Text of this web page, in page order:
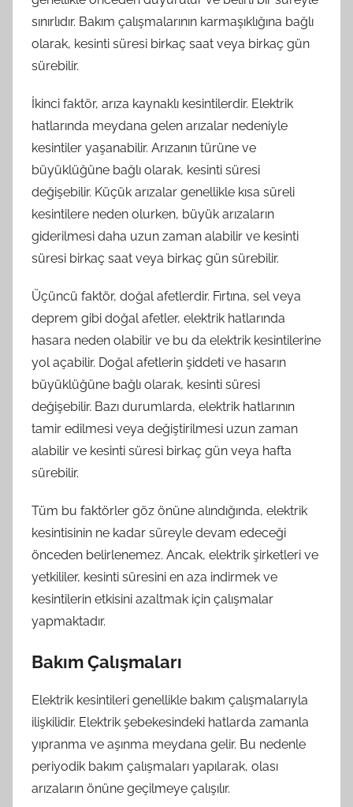
sınırlıdır. Bakım çalışmalarının karmaşıklığına bağlı
olarak, kesinti süresi birkaç saat veya birkaç gün
sürebilir.
İkinci faktör, arıza kaynaklı kesintilerdir. Elektrik
hatlarında meydana gelen arızalar nedeniyle
kesintiler yaşanabilir. Arızanın türüne ve
büyüklüğüne bağlı olarak, kesinti süresi
değişebilir. Küçük arızalar genellikle kısa süreli
kesintilere neden olurken, büyük arızaların
giderilmesi daha uzun zaman alabilir ve kesinti
süresi birkaç saat veya birkaç gün sürebilir.
Üçüncü faktör, doğal afetlerdir. Fırtına, sel veya
deprem gibi doğal afetler, elektrik hatlarında
hasara neden olabilir ve bu da elektrik kesintilerine
yol açabilir. Doğal afetlerin şiddeti ve hasarın
büyüklüğüne bağlı olarak, kesinti süresi
değişebilir. Bazı durumlarda, elektrik hatlarının
tamir edilmesi veya değiştirilmesi uzun zaman
alabilir ve kesinti süresi birkaç gün veya hafta
sürebilir.
Tüm bu faktörler göz önüne alındığında, elektrik
kesintisinin ne kadar süreyle devam edeceği
önceden belirlenemez. Ancak, elektrik şirketleri ve
yetkililer, kesinti süresini en aza indirmek ve
kesintilerin etkisini azaltmak için çalışmalar
yapmaktadır.
Bakım Çalışmaları
Elektrik kesintileri genellikle bakım çalışmalarıyla
ilişkilidir. Elektrik şebekesindeki hatlarda zamanla
yıpranma ve aşınma meydana gelir. Bu nedenle
periyodik bakım çalışmaları yapılarak, olası
arızaların önüne geçilmeye çalışılır.